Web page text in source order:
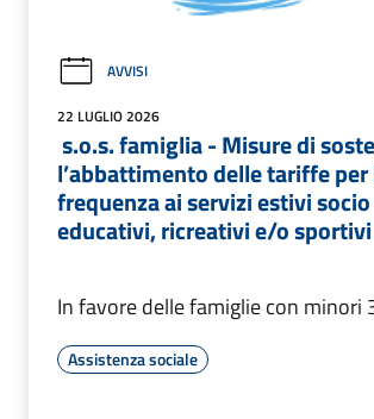
AVVISI
22 LUGLIO 2026
s.o.s. famiglia - Misure di
l’abbattimento delle tariffe per
frequenza ai servizi estivi
educativi, ricreativi e/o sportivi
In favore delle famiglie con minori
Assistenza sociale